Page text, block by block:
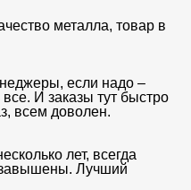
металла, товар в
если надо –
И заказы тут быстро
всем доволен.
лет, всегда
завышены. Лучший